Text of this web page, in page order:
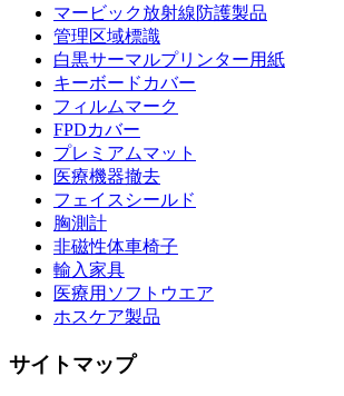
マービック放射線防護製品
管理区域標識
白黒サーマルプリンター用紙
キーボードカバー
フィルムマーク
FPDカバー
プレミアムマット
医療機器撤去
フェイスシールド
胸測計
非磁性体車椅子
輸入家具
医療用ソフトウエア
ホスケア製品
サイトマップ